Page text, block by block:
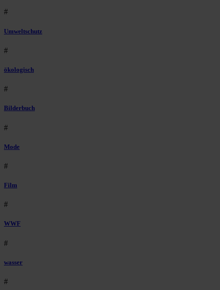
#
Umweltschutz
#
ökologisch
#
Bilderbuch
#
Mode
#
Film
#
WWF
#
wasser
#